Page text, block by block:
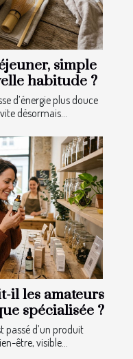
simple
habitude ?
d’énergie plus douce
désormais...
il les amateurs
spécialisée ?
passé d’un produit
être, visible...